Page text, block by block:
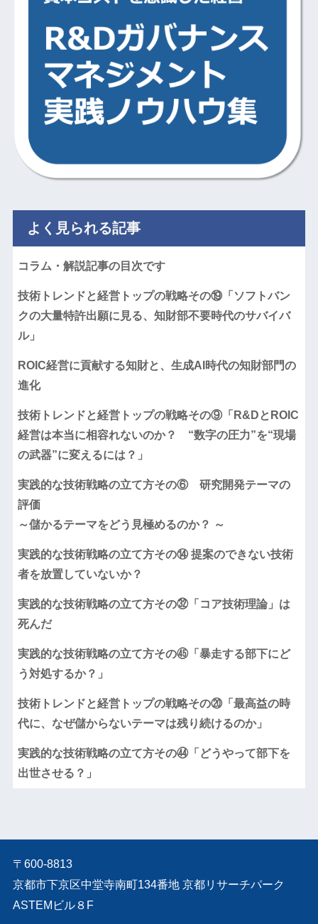
よく見られる記事
コラム・解説記事の目次です
技術トレンドと経営トップの戦略その⑲「ソフトバン
クの大量特許出願に見る、知財部不要時代のサバイバ
ル」
ROIC経営に貢献する知財と、生成AI時代の知財部門の
進化
技術トレンドと経営トップの戦略その⑨「R&DとROIC
経営は本当に相容れないのか？ “数字の圧力”を“現場
の武器”に変えるには？」
実践的な技術戦略の立て方その⑥ 研究開発テーマの
評価
～儲かるテーマをどう見極めるのか？ ～
実践的な技術戦略の立て方その⑭ 提案のできない技術
者を放置していないか？
実践的な技術戦略の立て方その㉜「コア技術理論」は
死んだ
実践的な技術戦略の立て方その㊺「暴走する部下にど
う対処するか？」
技術トレンドと経営トップの戦略その⑳「最高益の時
代に、なぜ儲からないテーマは残り続けるのか」
実践的な技術戦略の立て方その㊹「どうやって部下を
出世させる？」
〒600-8813
京都市下京区中堂寺南町134番地 京都リサーチパーク
ASTEMビル８F